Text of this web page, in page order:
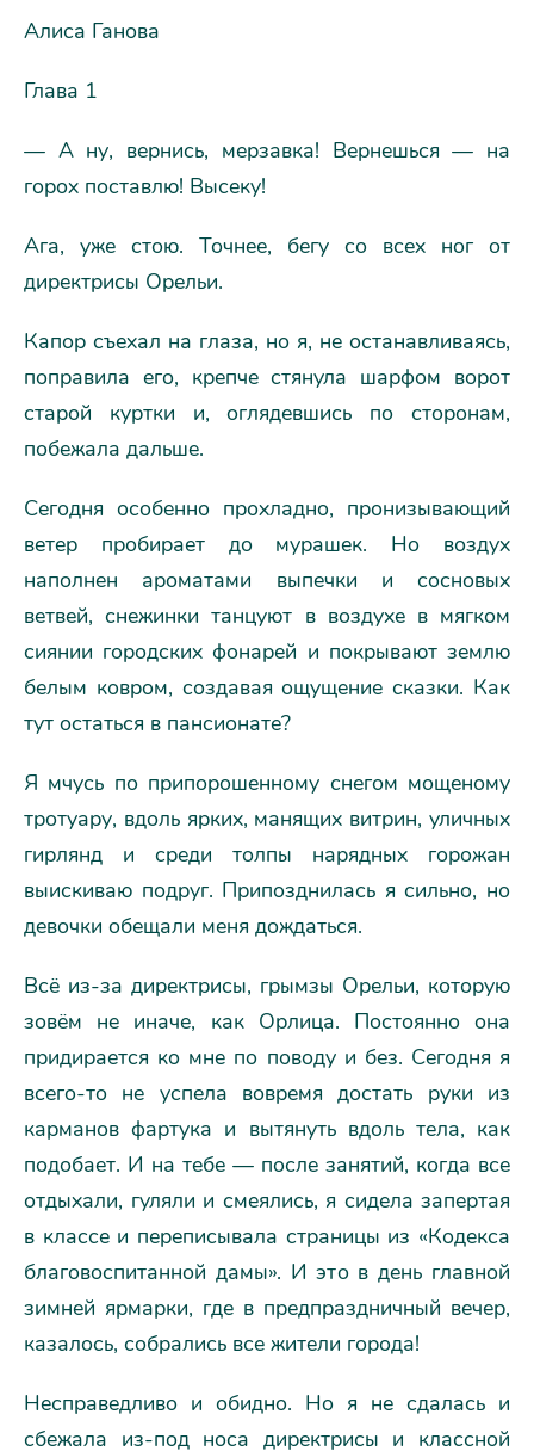
Алиса Ганова
Глава 1
— А ну, вернись, мерзавка! Вернешься — на
горох поставлю! Высеку!
Ага, уже стою. Точнее, бегу со всех ног от
директрисы Орельи.
Капор съехал на глаза, но я, не останавливаясь,
поправила его, крепче стянула шарфом ворот
старой куртки и, оглядевшись по сторонам,
побежала дальше.
Сегодня особенно прохладно, пронизывающий
ветер пробирает до мурашек. Но воздух
наполнен ароматами выпечки и сосновых
ветвей, снежинки танцуют в воздухе в мягком
сиянии городских фонарей и покрывают землю
белым ковром, создавая ощущение сказки. Как
тут остаться в пансионате?
Я мчусь по припорошенному снегом мощеному
тротуару, вдоль ярких, манящих витрин, уличных
гирлянд и среди толпы нарядных горожан
выискиваю подруг. Припозднилась я сильно, но
девочки обещали меня дождаться.
Всё из-за директрисы, грымзы Орельи, которую
зовём не иначе, как Орлица. Постоянно она
придирается ко мне по поводу и без. Сегодня я
всего-то не успела вовремя достать руки из
карманов фартука и вытянуть вдоль тела, как
подобает. И на тебе — после занятий, когда все
отдыхали, гуляли и смеялись, я сидела запертая
в классе и переписывала страницы из «Кодекса
благовоспитанной дамы». И это в день главной
зимней ярмарки, где в предпраздничный вечер,
казалось, собрались все жители города!
Несправедливо и обидно. Но я не сдалась и
сбежала из-под носа директрисы и классной